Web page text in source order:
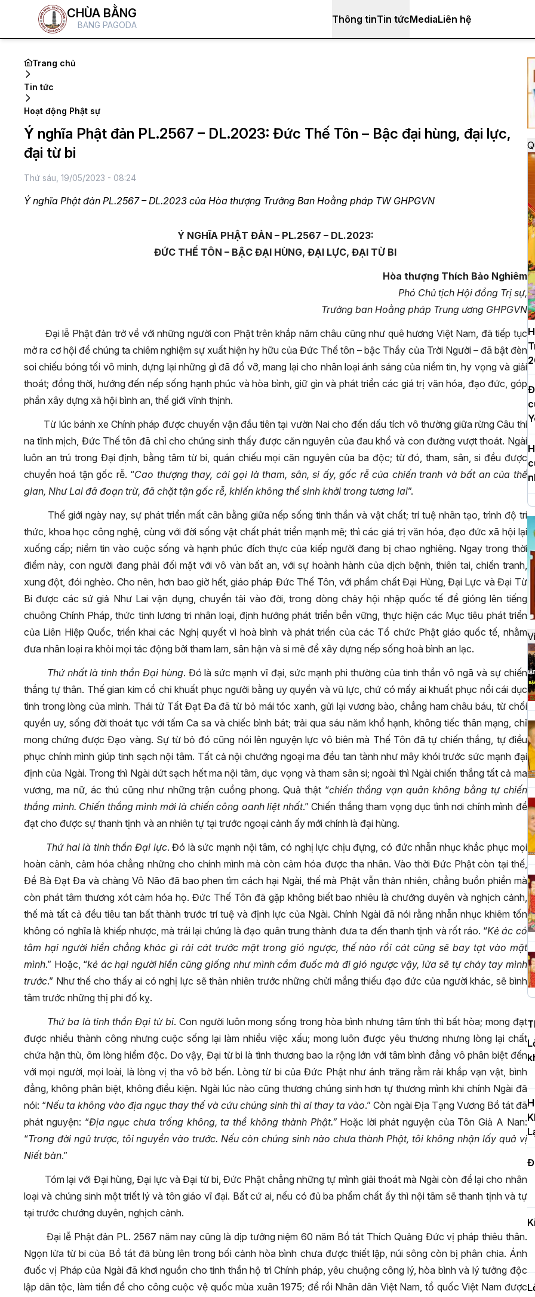
CHÙA BẰNG
BANG PAGODA Thông tinTin tứcMediaLiên hệ
Trang chủ
Tin tức
Hoạt động Phật sự
Ý nghĩa Phật đản PL.2567 – DL.2023: Đức Thế Tôn – Bậc đại hùng, đại lực,
đại từ bi
Thứ sáu, 19/05/2023 - 08:24
Ý nghĩa Phật đản PL.2567 – DL.2023 của Hòa thượng Trưởng Ban Hoằng pháp TW GHPGVN
Ý NGHĨA PHẬT ĐẢN – PL.2567 – DL.2023:
ĐỨC THẾ TÔN – BẬC ĐẠI HÙNG, ĐẠI LỰC, ĐẠI TỪ BI
Hòa thượng Thích Bảo Nghiêm
Phó Chủ tịch Hội đồng Trị sự,
Trưởng ban Hoằng pháp Trung ương GHPGVN
Đại lễ Phật đản trở về với những người con Phật trên khắp năm châu cũng như quê hương Việt Nam, đã tiếp tục
mở ra cơ hội để chúng ta chiêm nghiệm sự xuất hiện hy hữu của Đức Thế tôn – bậc Thầy của Trời Người – đã bật đèn
soi chiếu bóng tối vô minh, dựng lại những gì đã đổ vỡ, mang lại cho nhân loại ánh sáng của niềm tin, hy vọng và giải
thoát; đồng thời, hướng đến nếp sống hạnh phúc và hòa bình, giữ gìn và phát triển các giá trị văn hóa, đạo đức, góp
phần xây dựng xã hội bình an, thế giới vĩnh thịnh.
Từ lúc bánh xe Chính pháp được chuyển vận đầu tiên tại vườn Nai cho đến dấu tích vô thường giữa rừng Câu thi
na tĩnh mịch, Đức Thế tôn đã chỉ cho chúng sinh thấy được căn nguyên của đau khổ và con đường vượt thoát. Ngài
luôn an trú trong Đại định, bằng tâm từ bi, quán chiếu mọi căn nguyên của ba độc; từ đó, tham, sân, si đều được
chuyển hoá tận gốc rễ. “Cao thượng thay, cái gọi là tham, sân, si ấy, gốc rễ của chiến tranh và bất an của thế
gian, Như Lai đã đoạn trừ, đã chặt tận gốc rễ, khiến không thể sinh khởi trong tương lai”.
Thế giới ngày nay, sự phát triển mất cân bằng giữa nếp sống tinh thần và vật chất; trí tuệ nhân tạo, trình độ tri
thức, khoa học công nghệ, cùng với đời sống vật chất phát triển mạnh mẽ; thì các giá trị văn hóa, đạo đức xã hội lại
xuống cấp; niềm tin vào cuộc sống và hạnh phúc đích thực của kiếp người đang bị chao nghiêng. Ngay trong thời
điểm này, con người đang phải đối mặt với vô vàn bất an, với sự hoành hành của dịch bệnh, thiên tai, chiến tranh,
xung đột, đói nghèo. Cho nên, hơn bao giờ hết, giáo pháp Đức Thế Tôn, với phẩm chất Đại Hùng, Đại Lực và Đại Từ
Bi được các sứ giả Như Lai vận dụng, chuyển tải vào đời, trong dòng chảy hội nhập quốc tế để gióng lên tiếng
chuông Chính Pháp, thức tỉnh lương tri nhân loại, định hướng phát triển bền vững, thực hiện các Mục tiêu phát triển
của Liên Hiệp Quốc, triển khai các Nghị quyết vì hoà bình và phát triển của các Tổ chức Phật giáo quốc tế, nhằm
đưa nhân loại ra khỏi mọi tác động bởi tham lam, sân hận và si mê để xây dựng nếp sống hoà bình an lạc.
Thứ nhất là tinh thần Đại hùng. Đó là sức mạnh vĩ đại, sức mạnh phi thường của tinh thần vô ngã và sự chiến
thắng tự thân. Thế gian kim cổ chỉ khuất phục người bằng uy quyền và vũ lực, chứ có mấy ai khuất phục nổi cái dục
tình trong lòng của mình. Thái tử Tất Đạt Đa đã từ bỏ mái tóc xanh, gửi lại vương bào, chẳng ham châu báu, từ chối
quyền uy, sống đời thoát tục với tấm Ca sa và chiếc bình bát; trải qua sáu năm khổ hạnh, không tiếc thân mạng, chỉ
mong chứng được Đạo vàng. Sự từ bỏ đó cũng nói lên nguyện lực vô biên mà Thế Tôn đã tự chiến thắng, tự điều
phục chính mình giúp tinh sạch nội tâm. Tất cả nội chướng ngoại ma đều tan tành như mây khói trước sức mạnh đại
định của Ngài. Trong thì Ngài dứt sạch hết ma nội tâm, dục vọng và tham sân si; ngoài thì Ngài chiến thắng tất cả ma
vương, ma nữ, ác thú cũng như những trận cuồng phong. Quả thật “chiến thắng vạn quân không bằng tự chiến
thắng mình. Chiến thắng mình mới là chiến công oanh liệt nhất.” Chiến thắng tham vọng dục tình nơi chính mình để
đạt cho được sự thanh tịnh và an nhiên tự tại trước ngoại cảnh ấy mới chính là đại hùng.
Thứ hai là tinh thần Đại lực. Đó là sức mạnh nội tâm, có nghị lực chịu đựng, có đức nhẫn nhục khắc phục mọi
hoàn cảnh, cảm hóa chẳng những cho chính mình mà còn cảm hóa được tha nhân. Vào thời Đức Phật còn tại thế,
Đề Bà Đạt Đa và chàng Vô Não đã bao phen tìm cách hại Ngài, thế mà Phật vẫn thản nhiên, chẳng buồn phiền mà
còn phát tâm thương xót cảm hóa họ. Đức Thế Tôn đã gặp không biết bao nhiêu là chướng duyên và nghịch cảnh,
thế mà tất cả đều tiêu tan bất thành trước trí tuệ và định lực của Ngài. Chính Ngài đã nói rằng nhẫn nhục khiêm tốn
không có nghĩa là khiếp nhược, mà trái lại chúng là đạo quân trung thành đưa ta đến thanh tịnh và rốt ráo. “Kẻ ác có
tâm hại người hiền chẳng khác gì rải cát trước mặt trong gió ngược, thế nào rồi cát cũng sẽ bay tạt vào mặt
mình.” Hoặc, “kẻ ác hại người hiền cũng giống như mình cầm đuốc mà đi gió ngược vậy, lửa sẽ tự cháy tay mình
trước.” Như thế cho thấy ai có nghị lực sẽ thản nhiên trước những chửi mắng thiếu đạo đức của người khác, sẽ bình
tâm trước những thị phi đố kỵ.
Thứ ba là tinh thần Đại từ bi. Con người luôn mong sống trong hòa bình nhưng tâm tính thì bất hòa; mong đạt
được nhiều thành công nhưng cuộc sống lại làm nhiều việc xấu; mong luôn được yêu thương nhưng lòng lại chất
chứa hận thù, ôm lòng hiểm độc. Do vậy, Đại từ bi là tình thương bao la rộng lớn với tâm bình đẳng vô phân biệt đến
với mọi người, mọi loài, là lòng vị tha vô bờ bến. Lòng từ bi của Đức Phật như ánh trăng rằm rải khắp vạn vật, bình
đẳng, không phân biệt, không điều kiện. Ngài lúc nào cũng thương chúng sinh hơn tự thương mình khi chính Ngài đã
nói: “Nếu ta không vào địa ngục thay thế và cứu chúng sinh thì ai thay ta vào.” Còn ngài Địa Tạng Vương Bồ tát đã
phát nguyện: “Địa ngục chưa trống không, ta thề không thành Phật.”Hoặc lời phát nguyện của Tôn Giả A Nan:
“Trong đời ngũ trược, tôi nguyền vào trước. Nếu còn chúng sinh nào chưa thành Phật, tôi không nhận lấy quả vị
Niết bàn.”
Tóm lại với Đại hùng, Đại lực và Đại từ bi, Đức Phật chẳng những tự mình giải thoát mà Ngài còn để lại cho nhân
loại và chúng sinh một triết lý và tôn giáo vĩ đại. Bất cứ ai, nếu có đủ ba phẩm chất ấy thì nội tâm sẽ thanh tịnh và tự
tại trước chướng duyên, nghịch cảnh.
Đại lễ Phật đản PL. 2567 năm nay cũng là dịp tưởng niệm 60 năm Bồ tát Thích Quảng Đức vị pháp thiêu thân.
Ngọn lửa từ bi của Bồ tát đã bùng lên trong bối cảnh hòa bình chưa được thiết lập, núi sông còn bị phân chia. Ánh
đuốc vị Pháp của Ngài đã khơi nguồn cho tinh thần hộ trì Chính pháp, yêu chuộng công lý, hòa bình và lý tưởng độc
lập dân tộc, làm tiền đề cho công cuộc vệ quốc mùa xuân 1975; để rồi Nhân dân Việt Nam, tổ quốc Việt Nam được